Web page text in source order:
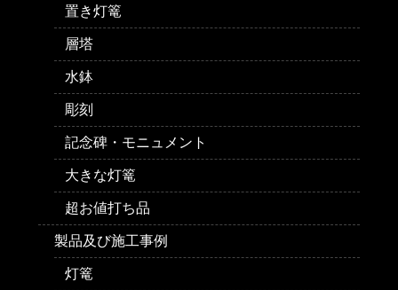
置き灯篭
層塔
水鉢
彫刻
記念碑・モニュメント
大きな灯篭
超お値打ち品
製品及び施工事例
灯篭